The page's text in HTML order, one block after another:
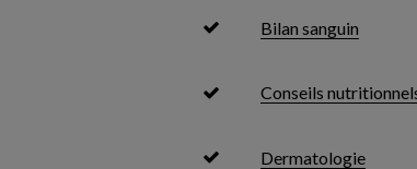
Bilan sanguin
Conseils
Dermatologie